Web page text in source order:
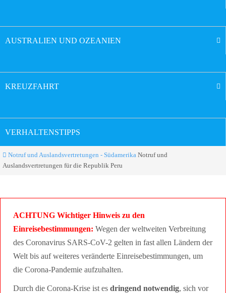
AUSTRALIEN UND OZEANIEN
KREUZFAHRT
VERHALTENSTIPPS
Notruf und Auslandsvertretungen - Südamerika Notruf und
Auslandsvertretungen für die Republik Peru
ACHTUNG Wichtiger Hinweis zu den
Einreisebestimmungen: Wegen der weltweiten Verbreitung
des Coronavirus SARS-CoV-2 gelten in fast allen Ländern der
Welt bis auf weiteres veränderte Einreisebestimmungen, um
die Corona-Pandemie aufzuhalten.
Durch die Corona-Krise ist es dringend notwendig, sich vor